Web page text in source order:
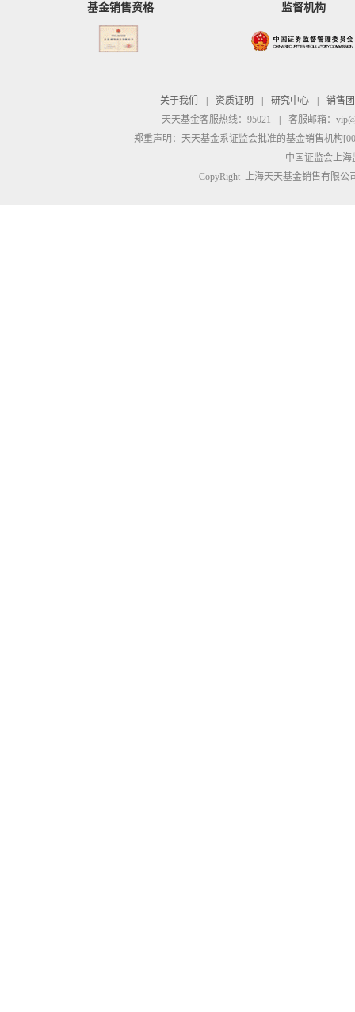
基金销售资格 监督机构
关于我们 资质证明 研究中心
销售
天天基金客服热线：95021
客服邮箱：
郑重声明： 天天基金系证监会批准的基金销售机构
中国证监会上
CopyRight 上海天天基金销售有限